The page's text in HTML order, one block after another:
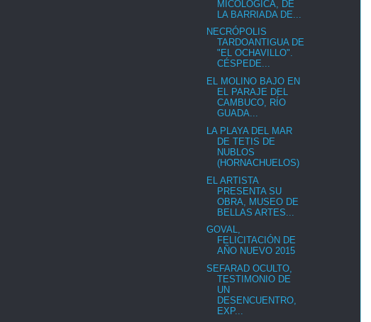
MICOLÓGICA, DE
LA BARRIADA DE...
NECRÓPOLIS
TARDOANTIGUA DE
"EL OCHAVILLO".
CÉSPEDE...
EL MOLINO BAJO EN
EL PARAJE DEL
CAMBUCO, RÍO
GUADA...
LA PLAYA DEL MAR
DE TETIS DE
NUBLOS
(HORNACHUELOS)
EL ARTISTA
PRESENTA SU
OBRA, MUSEO DE
BELLAS ARTES...
GOVAL,
FELICITACIÓN DE
AÑO NUEVO 2015
SEFARAD OCULTO,
TESTIMONIO DE
UN
DESENCUENTRO,
EXP...